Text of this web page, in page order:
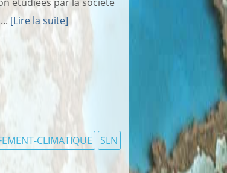
[Lire la suite]
CLIMATIQUE
SLN